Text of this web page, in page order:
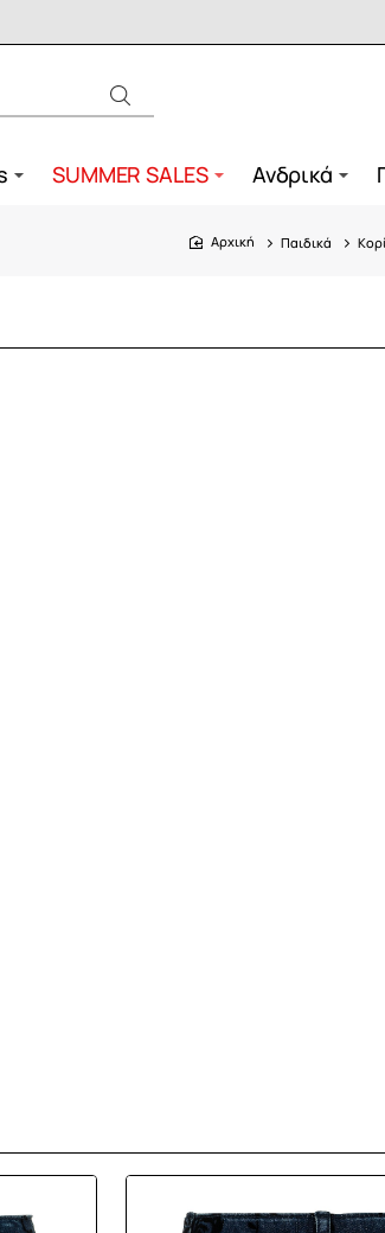
SUMMER SALES Ανδρικά
home
Παιδικά